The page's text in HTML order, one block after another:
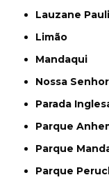
Lauzane
Limão
Mandaqui
Nossa
Parada
Parque
Parque
Parque